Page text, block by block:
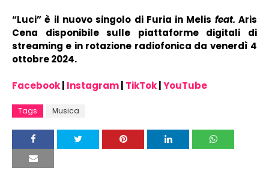
“Luci” è il nuovo singolo di Furia in Melis feat. Aris
Cena disponibile sulle piattaforme digitali di
streaming e in rotazione radiofonica da venerdì 4
ottobre 2024.
Facebook Instagram TikTok YouTube
Tags Musica